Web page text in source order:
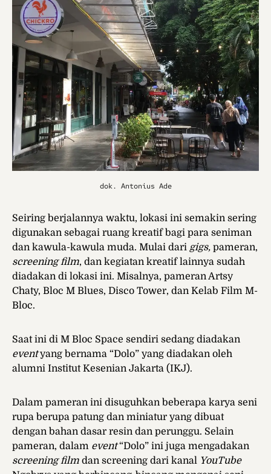
dok. Antonius Ade
Seiring berjalannya waktu, lokasi ini semakin sering
digunakan sebagai ruang kreatif bagi para seniman
dan kawula-kawula muda. Mulai dari gigs, pameran,
screening film, dan kegiatan kreatif lainnya sudah
diadakan di lokasi ini. Misalnya, pameran Artsy
Chaty, Bloc M Blues, Disco Tower, dan Kelab Film M-
Bloc.
Saat ini di M Bloc Space sendiri sedang diadakan
eventyang bernama “Dolo” yang diadakan oleh
alumni Institut Kesenian Jakarta (IKJ).
Dalam pameran ini disuguhkan beberapa karya seni
rupa berupa patung dan miniatur yang dibuat
dengan bahan dasar resin dan perunggu. Selain
pameran, dalam event“Dolo” ini juga mengadakan
screening film dan screening dari kanal YouTube